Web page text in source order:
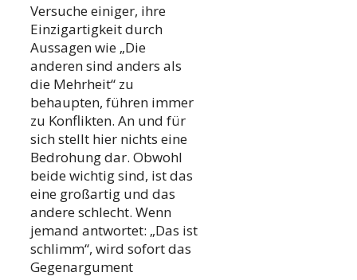
Versuche einiger, ihre
Einzigartigkeit durch
Aussagen wie „Die
anderen sind anders als
die Mehrheit“ zu
behaupten, führen immer
zu Konflikten. An und für
sich stellt hier nichts eine
Bedrohung dar. Obwohl
beide wichtig sind, ist das
eine großartig und das
andere schlecht. Wenn
jemand antwortet: „Das ist
schlimm“, wird sofort das
Gegenargument